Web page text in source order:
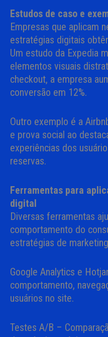
Estudos de caso e
Empresas que aplicam
estratégias digitais
Um estudo da Expedia
elementos visuais
checkout, a empresa
conversão em 12%.
Outro exemplo é a
e prova social ao
experiências dos
reservas.
Ferramentas para
digital
Diversas ferramentas
comportamento do
estratégias de
Google Analytics e
comportamento,
usuários no site.
Testes A/B –